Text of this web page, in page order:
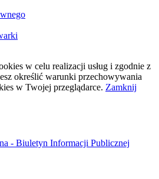
w celu realizacji usług i zgodnie z
określić warunki przechowywania
w Twojej przeglądarce. Zamknij
- Biuletyn Informacji Publicznej